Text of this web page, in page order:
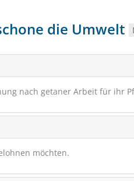
die Umwelt
nach getaner Arbeit für ihr
möchten.